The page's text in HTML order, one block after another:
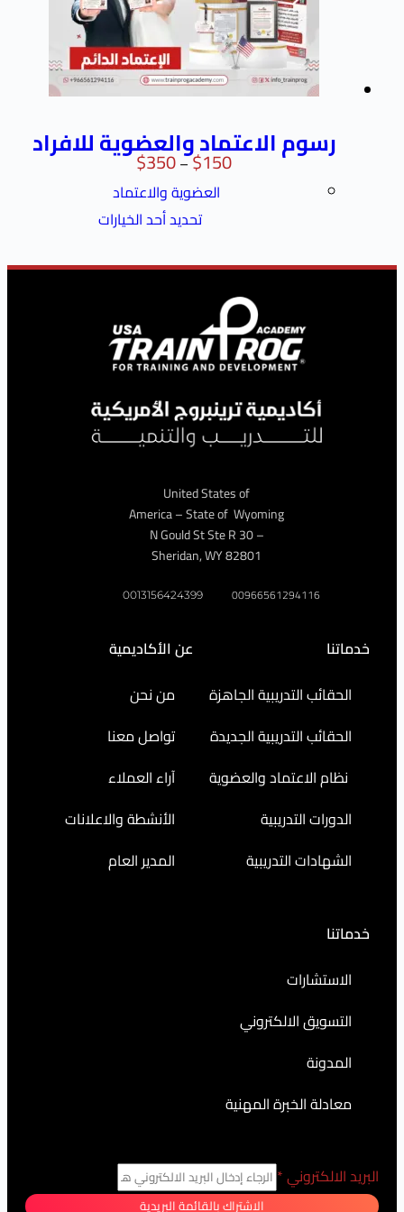
الاعتماد والعضوية للافراد
$150
$350
العضوية والاعتماد
تحديد أحد الخيارات
America – State of Wyoming
Sheridan, WY 82801
0013156424399
من نحن
تواصل معنا
آراء العملاء
الأنشطة والاعلانات
المدير العام
الجاهزة
الجديدة
والعضوية
التدريبية
الالكتروني
المهنية
*
الاشتراك بالقائمة البريدية